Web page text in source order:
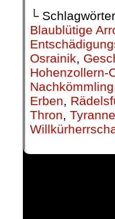
└
Blaublütige
Osrainik,
Hohenzollern-
Nachkömmling
Erben,
Thron,